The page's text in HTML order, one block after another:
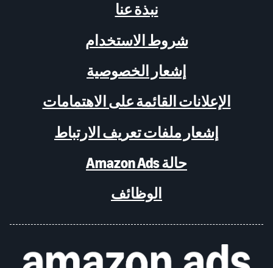
نبذة عنا
شروط الاستخدام
إشعار الخصوصية
الإعلانات القائمة على الاهتمامات
إشعار ملفات تعريف الارتباط
حالة Amazon Ads
الوظائف